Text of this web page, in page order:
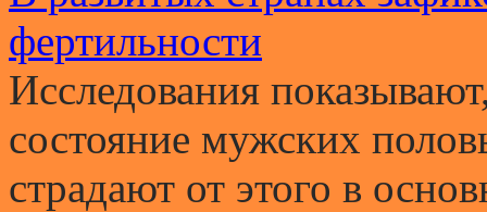
фертильности
Исследования
состояние мужских
страдают от этого в